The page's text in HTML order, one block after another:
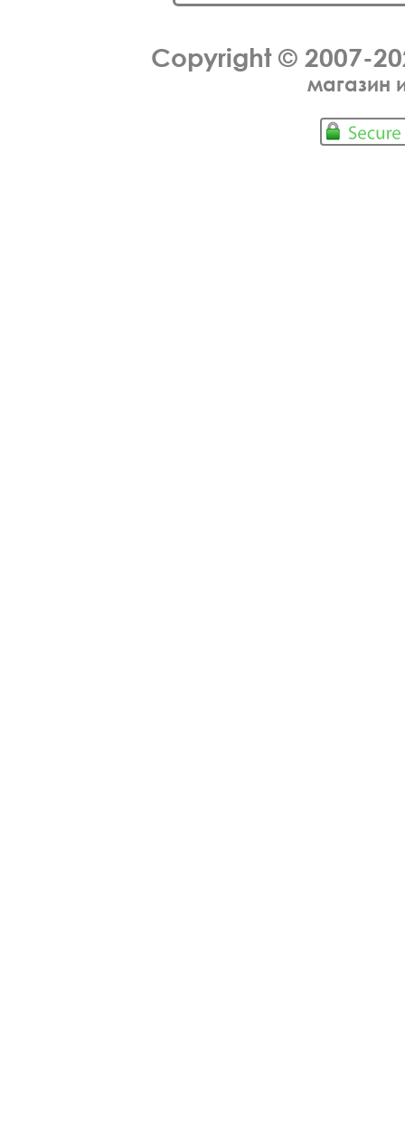
Copyright © 2007-
магазин